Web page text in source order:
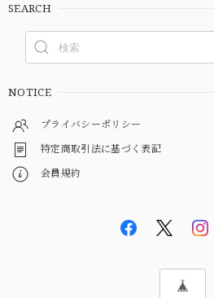
SEARCH
NOTICE
プライバシーポリシー
特定商取引法に基づく表記
会員規約